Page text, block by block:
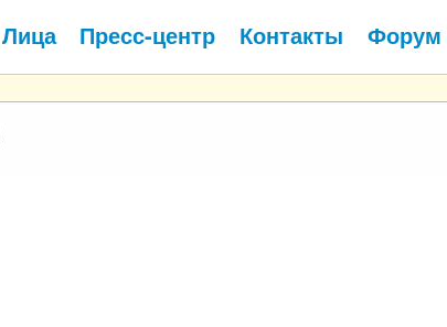
Лица Пресс-центр Контакты Форум